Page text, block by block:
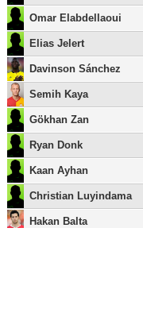
Omar Elabdellaoui
Elias Jelert
Davinson Sánchez
Semih Kaya
Gökhan Zan
Ryan Donk
Kaan Ayhan
Christian Luyindama
Hakan Balta